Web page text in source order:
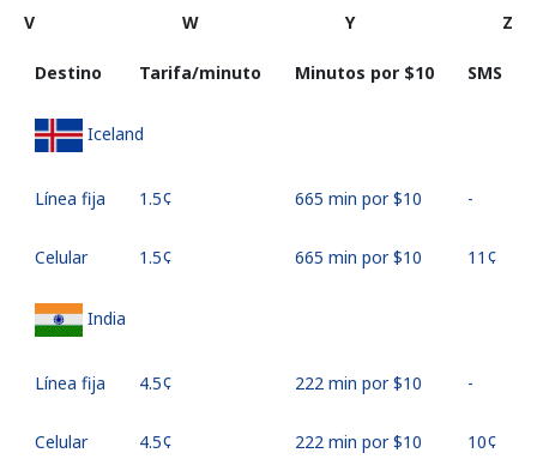
V
W Y Z
Destino Tarifa/minuto Minutos por ⁦$10⁩ SMS
Iceland
Línea fija ⁦1.5¢⁩ 665 min por ⁦$10⁩ -
Celular ⁦1.5¢⁩ 665 min por ⁦$10⁩ ⁦11¢⁩
India
Línea fija ⁦4.5¢⁩ 222 min por ⁦$10⁩ -
Celular ⁦4.5¢⁩ 222 min por ⁦$10⁩ ⁦10¢⁩